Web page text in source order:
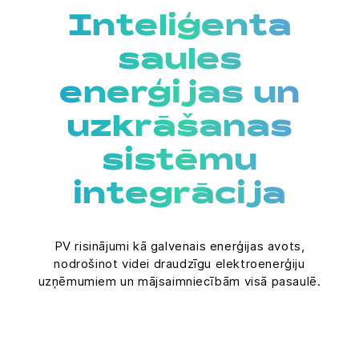
Inteliģenta
saules
enerģijas un
uzkrāšanas
sistēmu
integrācija
PV risinājumi kā galvenais enerģijas avots,
nodrošinot videi draudzīgu elektroenerģiju
uzņēmumiem un mājsaimniecībām visā pasaulē.